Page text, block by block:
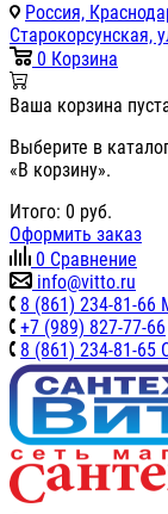
Россия,
Старокорсунская,
0 Корзина
Ваша корзина
Выберите в
«В корзину».
Итого: 0 руб.
Оформить заказ
0 Сравнение
info@vitto.ru
8 (861) 234-81-66
+7 (989) 827-77-66
8 (861) 234-81-65